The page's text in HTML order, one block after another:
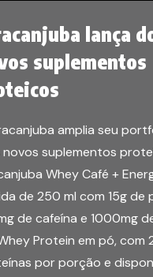
lança
suplementos
amplia seu
novos suplementos
Whey Café +
de 250 ml com 15g de
de cafeína e 1000mg
Protein em pó, com
por porção e